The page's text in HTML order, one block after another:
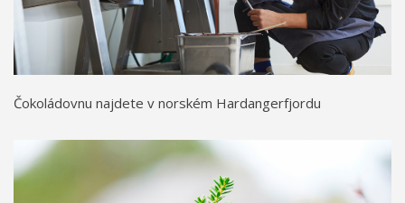
Čokoládovnu najdete v norském Hardangerfjordu